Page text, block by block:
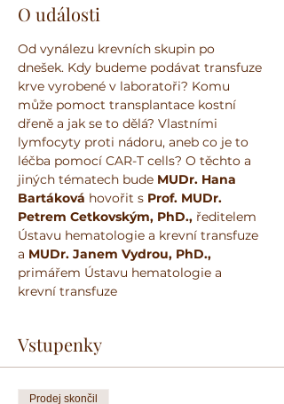
O události
Od vynálezu krevních skupin po
dnešek. Kdy budeme podávat transfuze
krve vyrobené v laboratoři? Komu
může pomoct transplantace kostní
dřeně a jak se to dělá? Vlastními
lymfocyty proti nádoru, aneb co je to
léčba pomocí CAR-T cells? O těchto a
jiných tématech bude MUDr. Hana
Bartáková hovořit s Prof. MUDr.
Petrem Cetkovským, PhD., ředitelem
Ústavu hematologie a krevní transfuze
a MUDr. Janem Vydrou, PhD.,
primářem Ústavu hematologie a
krevní transfuze
Vstupenky
Prodej skončil